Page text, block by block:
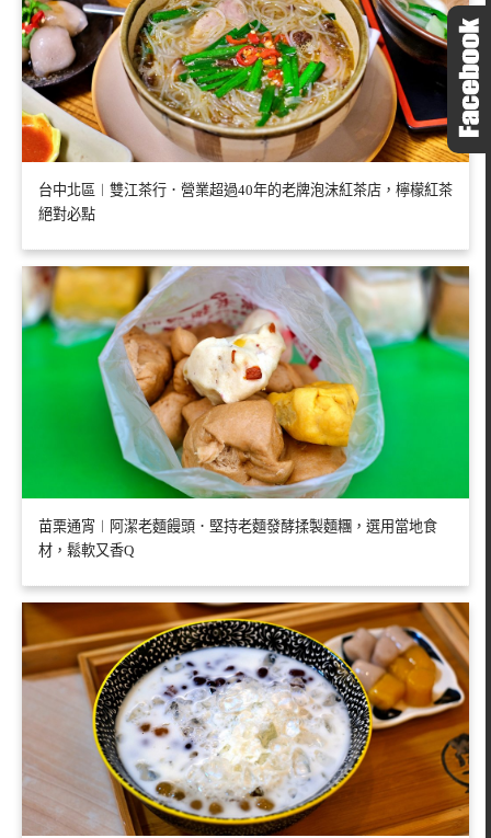
台中北區︱雙江茶行．營業超過40年的老牌泡沫紅茶店，檸檬紅茶
絕對必點
苗栗通宵︱阿潔老麵饅頭．堅持老麵發酵揉製麵糰，選用當地食
材，鬆軟又香Q